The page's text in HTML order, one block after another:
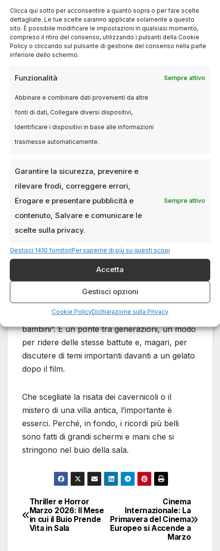
Clicca qui sotto per acconsentire a quanto sopra o per fare scelte
dettagliate. Le tue scelte saranno applicate solamente a questo
sito. È possibile modificare le impostazioni in qualsiasi momento,
compreso il ritiro del consenso, utilizzando i pulsanti della Cookie
Policy o cliccando sul pulsante di gestione del consenso nella parte
inferiore dello schermo.
Funzionalità Sempre attivo
Abbinare e combinare dati provenienti da altre
fonti di dati, Collegare diversi dispositivi,
Identificare i dispositivi in base alle informazioni
trasmesse automaticamente.
Garantire la sicurezza, prevenire e
rilevare frodi, correggere errori,
Erogare e presentare pubblicità e
contenuto, Salvare e comunicare le
scelte sulla privacy.
Sempre attivo
Gestisci 1410 fornitoriPer saperne di più su questi scopi
Accetta
Gestisci opzioni
Cookie PolicyDichiarazione sulla Privacy
Andare al cinema con i bambini è un’arte. Ecco
tre trucchi per il marzo 2026:
Sfruttate le “Proiezioni Family”:
biglietto per le proiezioni prima delle ore
16:00.
Occhio alla durata:
Per i più piccoli
portate sempre una borraccia d’acqua
(meno plastica, più risparmio) e una felpa
leggera: l’aria condizionata delle sale a
marzo può essere traditrice!
Conclusioni: Un Mese
di Storie da
Condividere
Marzo 2026 ci ricorda che il cinema per
famiglie non è solo “intrattenimento per
bambini”. È un ponte tra generazioni, un modo
per ridere delle stesse battute e, magari, per
discutere di temi importanti davanti a un gelato
dopo il film.
Che scegliate la risata dei cavernicoli o il
mistero di una villa antica, l’importante è
esserci. Perché, in fondo, i ricordi più belli
sono fatti di grandi schermi e mani che si
stringono nel buio della sala.
Navigazione
articoli
Cinema
Internazionale: La
Primavera del Cinema
Europeo si Accende a
Marzo
Thriller e Horror
Marzo 2026: Il Mese
in cui il Buio Prende
Vita in Sala